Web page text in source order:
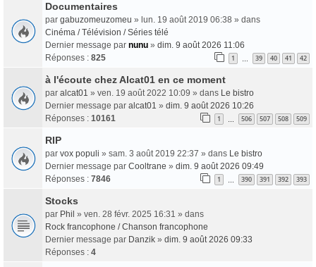
Documentaires
par gabuzomeuzomeu » lun. 19 août 2019 06:38 » dans
Cinéma / Télévision / Séries télé
Dernier message par nunu » dim. 9 août 2026 11:06
Réponses : 825 1 39 40 41 42
à l'écoute chez Alcat01 en ce moment
par alcat01 » ven. 19 août 2022 10:09 » dans Le bistro
Dernier message par alcat01 » dim. 9 août 2026 10:26
Réponses : 10161 1 506 507 508 509
RIP
par vox populi » sam. 3 août 2019 22:37 » dans Le bistro
Dernier message par Cooltrane » dim. 9 août 2026 09:49
Réponses : 7846 1 390 391 392 393
Stocks
par Phil » ven. 28 févr. 2025 16:31 » dans
Rock francophone / Chanson francophone
Dernier message par Danzik » dim. 9 août 2026 09:33
Réponses : 4